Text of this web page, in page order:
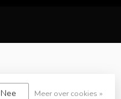
Nee Meer over cookies »